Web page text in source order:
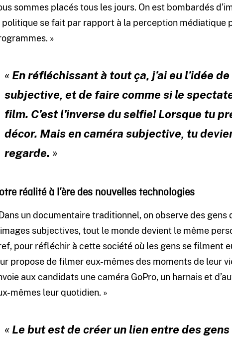
sommes placés tous les jours. On est bombardés
politique se fait par rapport à la perception médiatique
»
« En réfléchissant à tout ça, j’ai eu l’idée
subjective, et de faire comme si le
film. C’est l’inverse duselfie! Lorsque tu
décor. Mais en caméra subjective, tu
regarde. »
réalité à l’ère des nouvelles technologies
un documentaire traditionnel, on observe des gens
subjectives, tout le monde devient le même
pour réfléchir à cette société où les gens se filment
propose de filmer eux-mêmes des moments de leur
aux candidats une caméra GoPro, un harnais et
mêmes leur quotidien. »
« Le but est de créer un lien entre des